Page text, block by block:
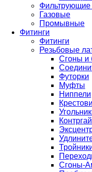
Фильтрующие
Газовые
Промывные
Фитинги
Фитинги
Резьбовые
Сгоны и
Футорки
Муфты
Ниппели
Сгоны-